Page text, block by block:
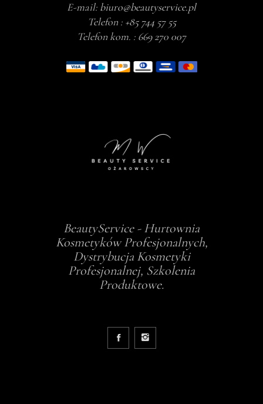
E-mail: biuro@beautyservice.pl
Telefon : +85 744 57 55
Telefon kom. : 669 270 007
BeautyService - Hurtownia
Kosmetyków Profesjonalnych,
Dystrybucja Kosmetyki
Profesjonalnej, Szkolenia
Produktowe.